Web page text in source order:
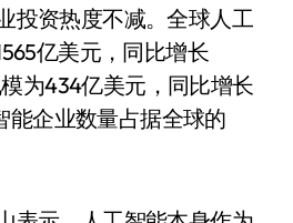
投资热度不减。全球人工
亿美元，同比增长
为434亿美元，同比增长
能企业数量占据全球的